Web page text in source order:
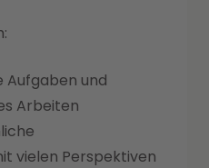
Aufgaben und
Arbeiten
vielen Perspektiven